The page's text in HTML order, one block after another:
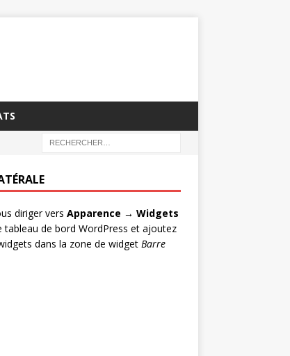
diriger vers Apparence → Widgets
tableau de bord WordPress et ajoutez
dans la zone de widget Barre